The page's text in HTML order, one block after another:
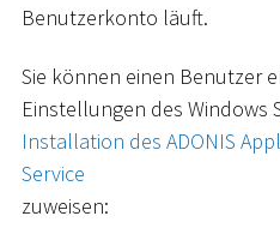
Benutzerkonto läuft.
Sie können einen Benutzer
Einstellungen des Windows
Installation des ADONIS
Service
zuweisen: